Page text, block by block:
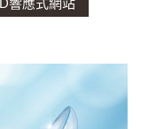
響應式網站